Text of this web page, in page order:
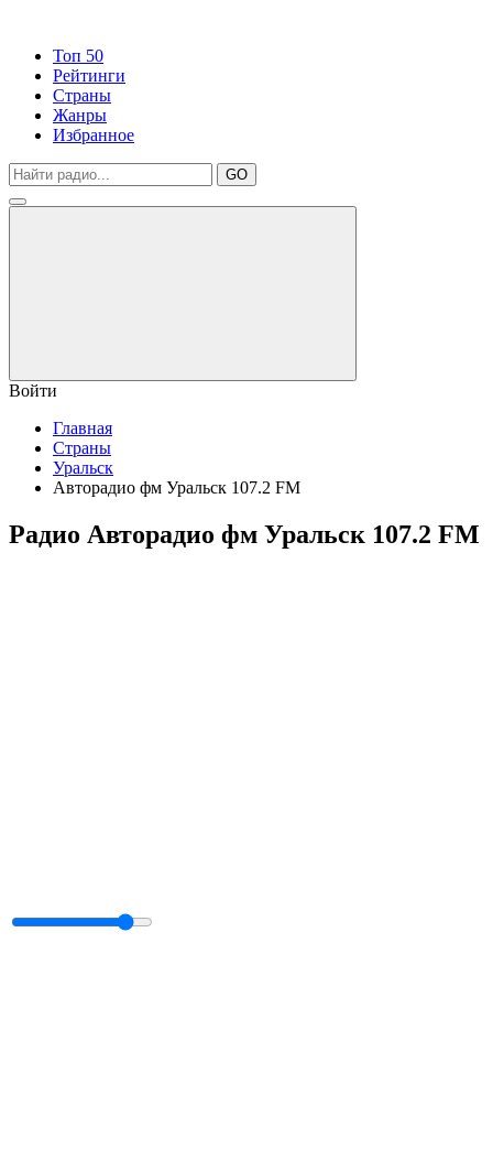
Топ 50
Рейтинги
Страны
Жанры
Избранное
GO
Войти
Главная
Страны
Уральск
Авторадио фм Уральск 107.2 FM
Радио Авторадио фм Уральск 107.2 FM